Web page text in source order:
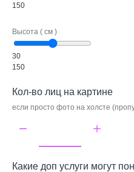
150
Высота ( см )
30
150
Кол-во лиц на картине
если просто фото на холсте
Какие доп услуги могут